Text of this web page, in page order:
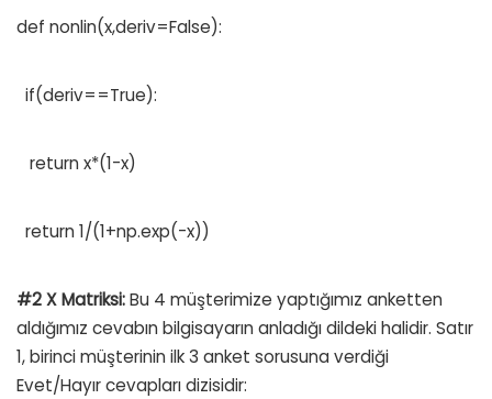
def nonlin(x,deriv=False):
if(deriv==True):
return x*(1-x)
return 1/(1+np.exp(-x))
#2 X Matriksi:Bu 4 müşterimize yaptığımız anketten
aldığımız cevabın bilgisayarın anladığı dildeki halidir. Satır
1, birinci müşterinin ilk 3 anket sorusuna verdiği
Evet/Hayır cevapları dizisidir: